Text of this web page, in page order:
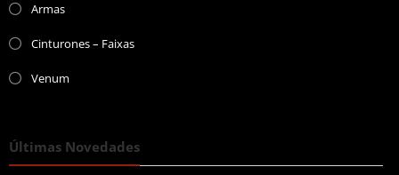
Armas
Cinturones – Faixas
Venum
Últimas Novedades